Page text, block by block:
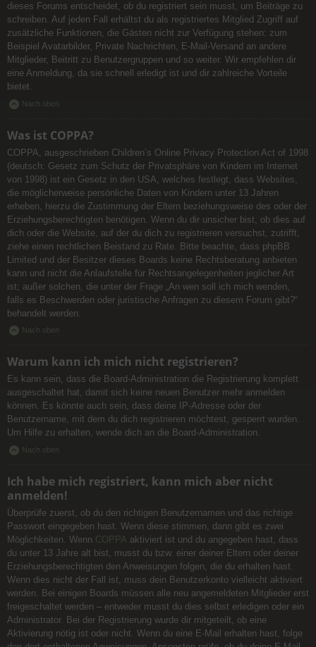
dieses Forums entscheidet, ob du registriert sein musst, um Beiträge zu
schreiben. Auf jeden Fall erhältst du als registriertes Mitglied Zugriff auf
zusätzliche Funktionen, die Gästen nicht zur Verfügung stehen: zum
Beispiel Avatarbilder, Private Nachrichten, E-Mail-Versand an andere
Mitglieder, Beitritt zu Benutzergruppen und so weiter. Wir empfehlen dir
eine Anmeldung, da sie schnell erledigt ist und dir zahlreiche Vorteile
bietet.
Nach oben
Was ist COPPA?
COPPA, ausgeschrieben Children’s Online Privacy Protection Act of 1998
(deutsch: Gesetz zum Schutz der Privatsphäre von Kindern im Internet
von 1998) ist ein Gesetz in den USA, welches festlegt, dass Websites,
die möglicherweise persönliche Daten von Kindern unter 13 Jahren
erheben, hierzu die Zustimmung der Eltern beziehungsweise des oder der
Erziehungsberechtigten benötigen. Wenn du dir unsicher bist, ob dies auf
dich oder die Website, auf der du dich zu registrieren versuchst, zutrifft,
ziehe einen rechtlichen Beistand zu Rate. Bitte beachte, dass phpBB
Limited und der Besitzer dieses Boards keine Rechtsberatung anbieten
kann und nicht die Anlaufstelle für Rechtsangelegenheiten jeglicher Art
ist; außer solchen, die unter der Frage „An wen soll ich mich wenden,
falls es Beschwerden oder juristische Anfragen zu diesem Forum gibt?“
behandelt werden.
Nach oben
Warum kann ich mich nicht registrieren?
Es kann sein, dass die Board-Administration die Registrierung komplett
ausgeschaltet hat, damit sich keine neuen Benutzer mehr anmelden
können. Es könnte auch sein, dass deine IP-Adresse oder der
Benutzername, mit dem du dich registrieren möchtest, gesperrt wurden.
Um Hilfe zu erhalten, wende dich an die Board-Administration.
Nach oben
Ich habe mich registriert, kann mich aber nicht
anmelden!
Überprüfe zuerst, ob du den richtigen Benutzernamen und das richtige
Passwort eingegeben hast. Wenn diese stimmen, dann gibt es zwei
Möglichkeiten. Wenn COPPA aktiviert ist und du angegeben hast, dass
du unter 13 Jahre alt bist, musst du bzw. einer deiner Eltern oder deiner
Erziehungsberechtigten den Anweisungen folgen, die du erhalten hast.
Wenn dies nicht der Fall ist, muss dein Benutzerkonto vielleicht aktiviert
werden. Bei einigen Boards müssen alle neu angemeldeten Mitglieder erst
freigeschaltet werden – entweder musst du dies selbst erledigen oder ein
Administrator. Bei der Registrierung wurde dir mitgeteilt, ob eine
Aktivierung nötig ist oder nicht. Wenn du eine E-Mail erhalten hast, folge